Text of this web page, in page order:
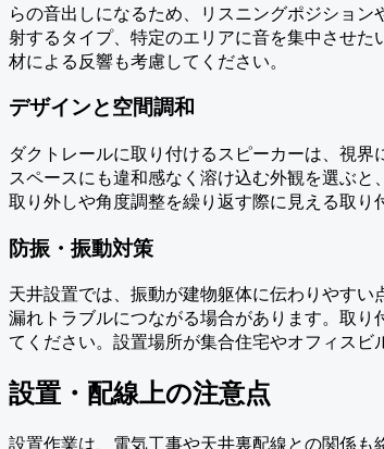
らの音出しになるため、リスニングポジショ
射するタイプ、特定のエリアに音を集中させ
材による反響も考慮してください。
デザインと空間調和
ダクトレールに取り付けるスピーカーは、視
スペースにも違和感なく溶け込む外観を選ぶ
取り外しや角度調整を繰り返す際に見える取り
防振・振動対策
天井設置では、振動が建物躯体に伝わりやす
漏れトラブルにつながる場合があります。取
てください。設置場所が集合住宅やオフィスビ
設置・配線上の注意点
設置作業は、電気工事や天井裏配線との関係も